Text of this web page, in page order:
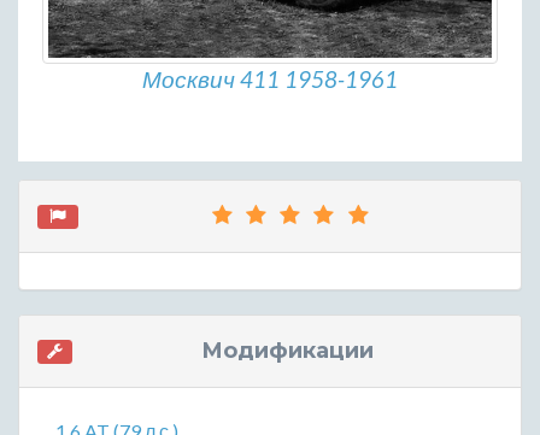
Москвич 411 1958-1961
Модификации